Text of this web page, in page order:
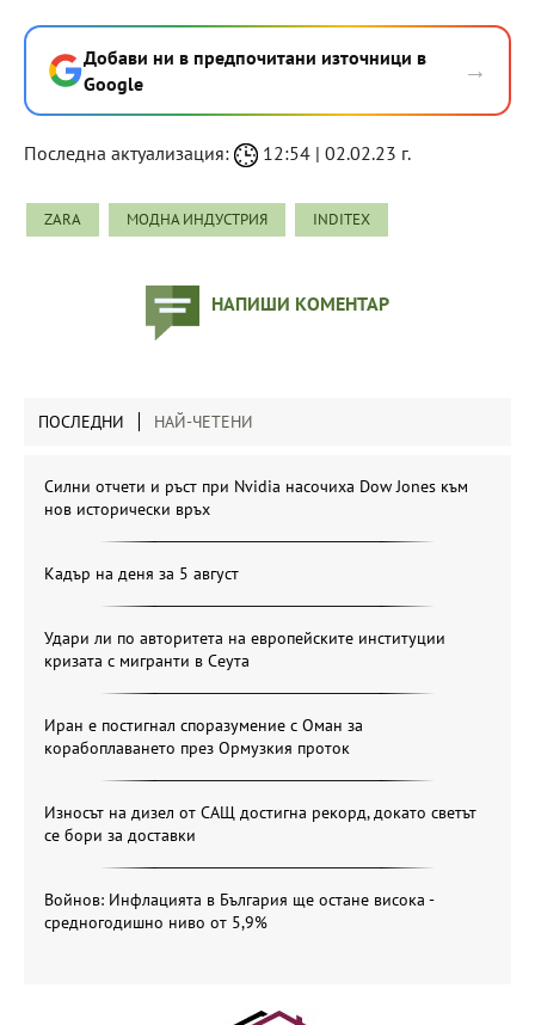
Добави ни в предпочитани източници в
Google
→
Последна актуализация: 12:54 | 02.02.23 г.
ZARA МОДНА ИНДУСТРИЯ INDITEX
НАПИШИ КОМЕНТАР
ПОСЛЕДНИ НАЙ-ЧЕТЕНИ
Силни отчети и ръст при Nvidia насочиха Dow Jones към
нов исторически връх
Кадър на деня за 5 август
Удари ли по авторитета на европейските институции
кризата с мигранти в Сеута
Иран е постигнал споразумение с Оман за
корабоплаването през Ормузкия проток
Износът на дизел от САЩ достигна рекорд, докато светът
се бори за доставки
Войнов: Инфлацията в България ще остане висока -
средногодишно ниво от 5,9%